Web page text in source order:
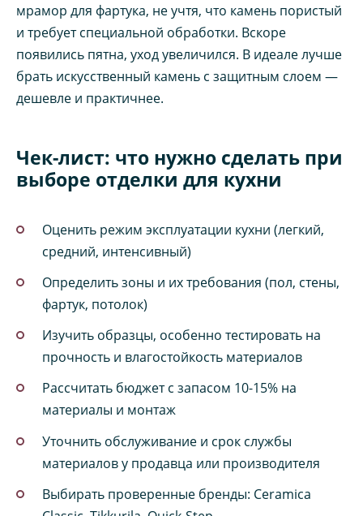
мрамор для фартука, не учтя, что камень пористый
и требует специальной обработки. Вскоре
появились пятна, уход увеличился. В идеале лучше
брать искусственный камень с защитным слоем —
дешевле и практичнее.
Чек-лист: что нужно сделать при
выборе отделки для кухни
Оценить режим эксплуатации кухни (легкий,
средний, интенсивный)
Определить зоны и их требования (пол, стены,
фартук, потолок)
Изучить образцы, особенно тестировать на
прочность и влагостойкость материалов
Рассчитать бюджет с запасом 10-15% на
материалы и монтаж
Уточнить обслуживание и срок службы
материалов у продавца или производителя
Выбирать проверенные бренды: Ceramica